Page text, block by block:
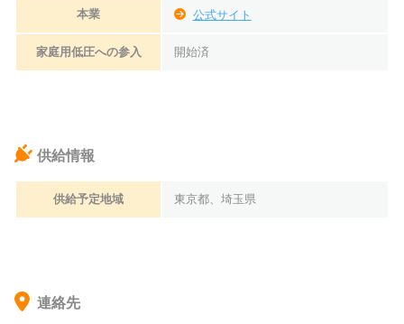
本業 公式サイト
家庭用低圧への参入 開始済
供給情報
供給予定地域 東京都、埼玉県
連絡先